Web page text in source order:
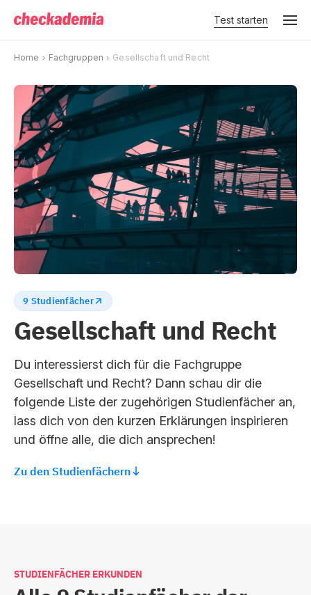
Test starten
Home Fachgruppen Gesellschaft und Recht
9 Studienfächer
Gesellschaft und Recht
Du interessierst dich für die Fachgruppe
Gesellschaft und Recht? Dann schau dir die
folgende Liste der zugehörigen Studienfächer an,
lass dich von den kurzen Erklärungen inspirieren
und öffne alle, die dich ansprechen!
Zu den Studienfächern
STUDIENFÄCHER ERKUNDEN